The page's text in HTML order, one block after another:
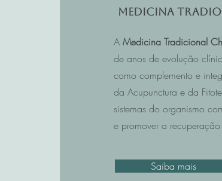
Medicina
A Medicina Tradicional
de anos de evolução
como complemento e
da Acupunctura e da
sistemas do organismo
e promover a
Saiba mais